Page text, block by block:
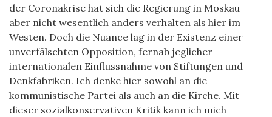
der Coronakrise hat sich die Regierung in Moskau
aber nicht wesentlich anders verhalten als hier im
Westen. Doch die Nuance lag in der Existenz einer
unverfälschten Opposition, fernab jeglicher
internationalen Einflussnahme von Stiftungen und
Denkfabriken. Ich denke hier sowohl an die
kommunistische Partei als auch an die Kirche. Mit
dieser sozialkonservativen Kritik kann ich mich